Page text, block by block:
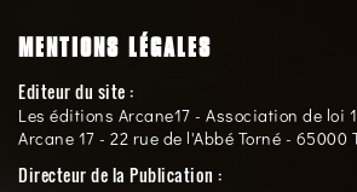
MENTIONS LÉGALES
Editeur du site :
Les éditions Arcane17 - Association de loi
Arcane 17 - 22 rue de l'Abbé Torné - 65000
Directeur de la Publication :